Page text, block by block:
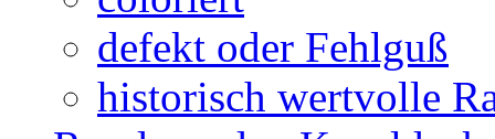
defekt oder Fehlguß
historisch wertvolle